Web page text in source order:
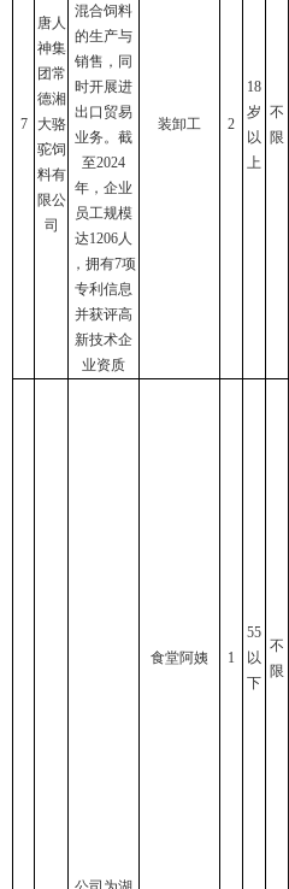
7
唐人
神集
团常
德湘
大骆
驼饲
料有
限公
司
混合饲料
的生产与
销售，同
时开展进
出口贸易
业务。截
至2024
年，企业
员工规模
达1206人
，拥有7项
专利信息
并获评高
新技术企
业资质
装卸工 2
18
岁
以
上
不
限
食堂阿姨 1
55
以
下
不
限